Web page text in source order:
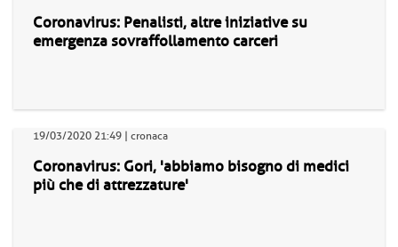
Coronavirus: Penalisti, altre iniziative su
emergenza sovraffollamento carceri
19/03/2020 21:49 | cronaca
Coronavirus: Gori, 'abbiamo bisogno di medici
più che di attrezzature'